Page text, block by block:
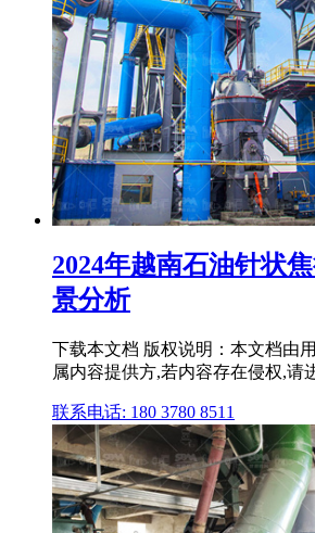
2024年越南石油针状
景分析
下载本文档 版权说明：本文档由
属内容提供方,若内容存在侵权,请
联系电话: 180 3780 8511